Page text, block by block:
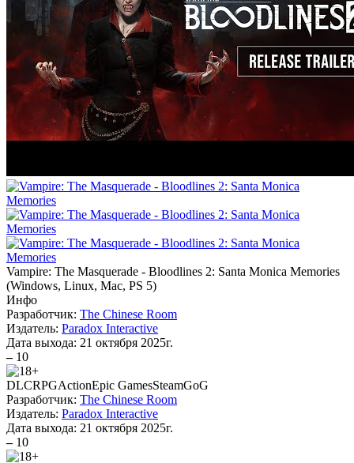
Vampire: The Masquerade - Bloodlines 2: Santa Monica Memories
(Windows, Linux, Mac, PS 5)
Инфо
Разработчик: The Chinese Room
Издатель: Paradox Interactive
Дата выхода: 21 октября 2025г.
– 10
DLCRPGActionEpic GamesSteamGoG
Разработчик: The Chinese Room
Издатель: Paradox Interactive
Дата выхода: 21 октября 2025г.
– 10